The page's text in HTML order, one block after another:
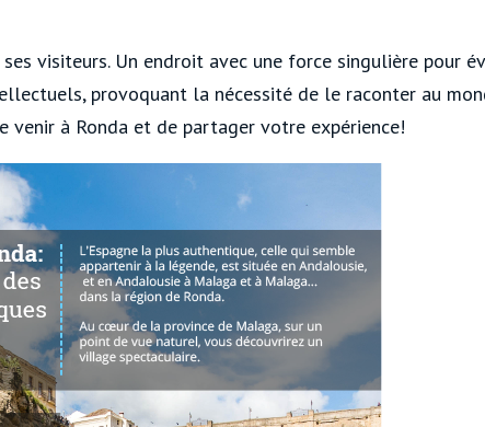
visiteurs. Un endroit avec une force singulière pour
provoquant la nécessité de le raconter au
à Ronda et de partager votre expérience!